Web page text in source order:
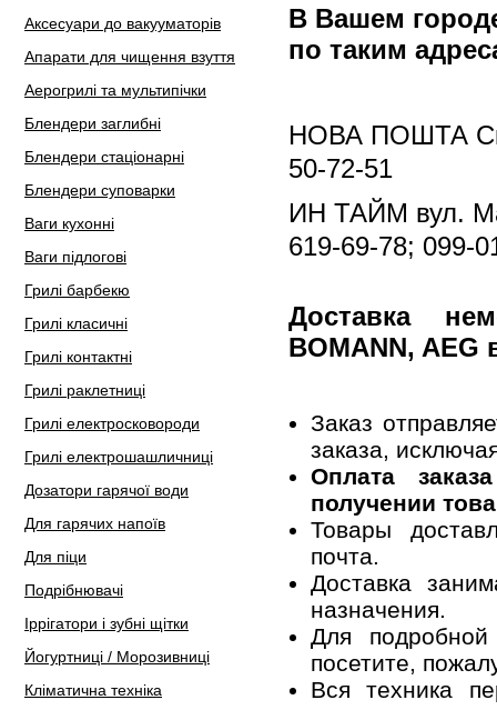
Аксесуари до вакууматорів
Апарати для чищення взуття
Аерогрилі та мультипічки
Блендери заглибні
Блендери стаціонарні
Блендери суповарки
Ваги кухонні
Ваги підлогові
Грилі барбекю
Грилі класичні
Грилі контактні
Грилі раклетниці
Грилі електросковороди
Грилі електрошашличниці
Дозатори гарячої води
Для гарячих напоїв
Для піци
Подрібнювачі
Іррігатори і зубні щітки
Йогуртниці / Морозивниці
Кліматична техніка
В Вашем
по таким
НОВА ПОШТА
50-72-51
ИН ТАЙМ вул.
619-69-78; 099-
Доставка
BOMANN, AEG
Заказ
заказа,
Оплата
получении
Товары
почта.
Доставка
назначения.
Для
посетите,
Вся техника